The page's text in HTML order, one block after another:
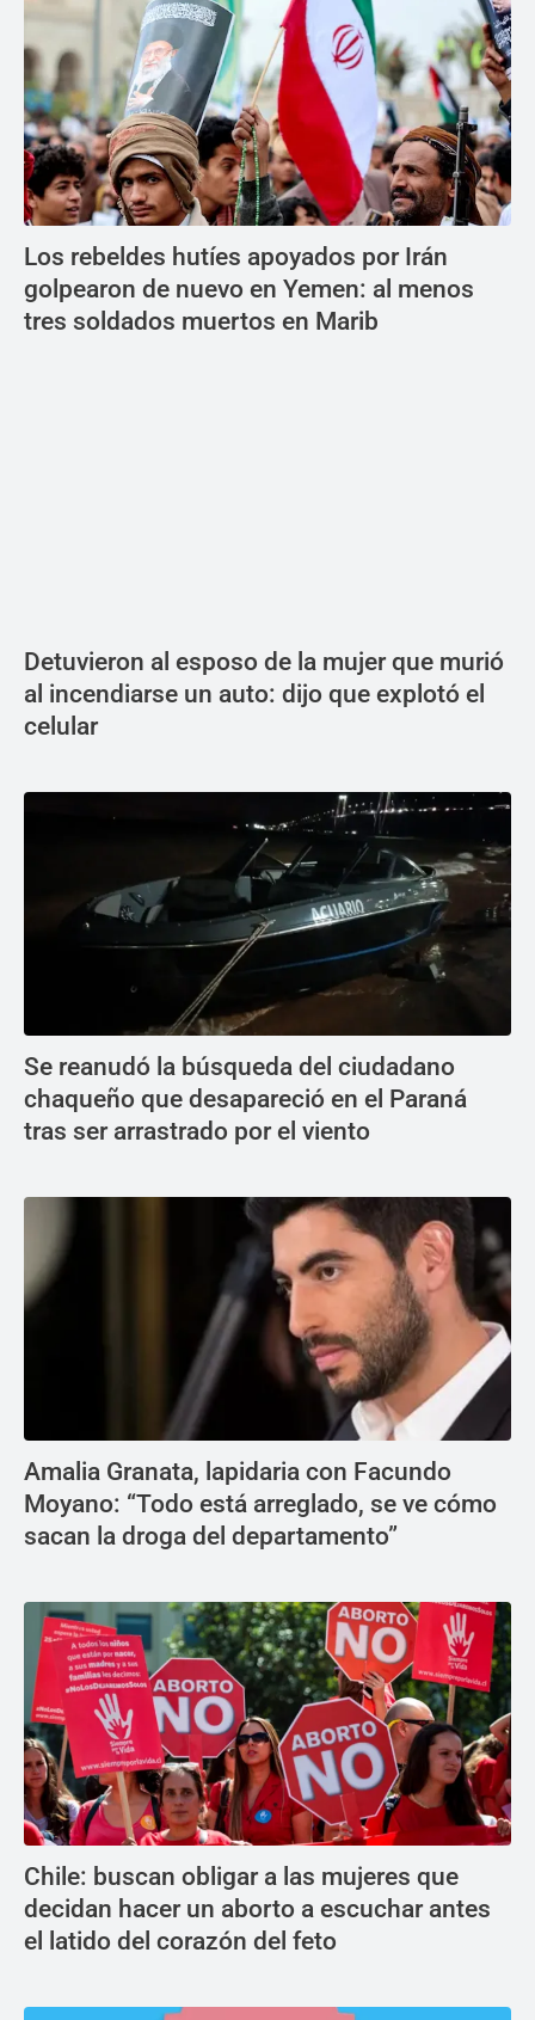
Los rebeldes hutíes apoyados por Irán
golpearon de nuevo en Yemen: al menos
tres soldados muertos en Marib
Detuvieron al esposo de la mujer que murió
al incendiarse un auto: dijo que explotó el
celular
Se reanudó la búsqueda del ciudadano
chaqueño que desapareció en el Paraná
tras ser arrastrado por el viento
Amalia Granata, lapidaria con Facundo
Moyano: “Todo está arreglado, se ve cómo
sacan la droga del departamento”
Chile: buscan obligar a las mujeres que
decidan hacer un aborto a escuchar antes
el latido del corazón del feto